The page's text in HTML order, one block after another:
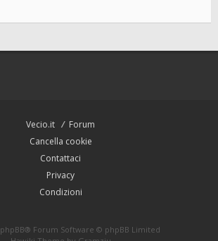
Vecio.it
Forum
Cancella cookie
Contattaci
Privacy
Condizioni
phpBB® Forum Software © phpBB Limited